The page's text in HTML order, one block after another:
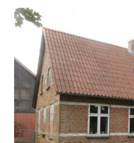
Planteavlsgård
jord:
Svejstrupvej
6,
Svejstrup,
8370